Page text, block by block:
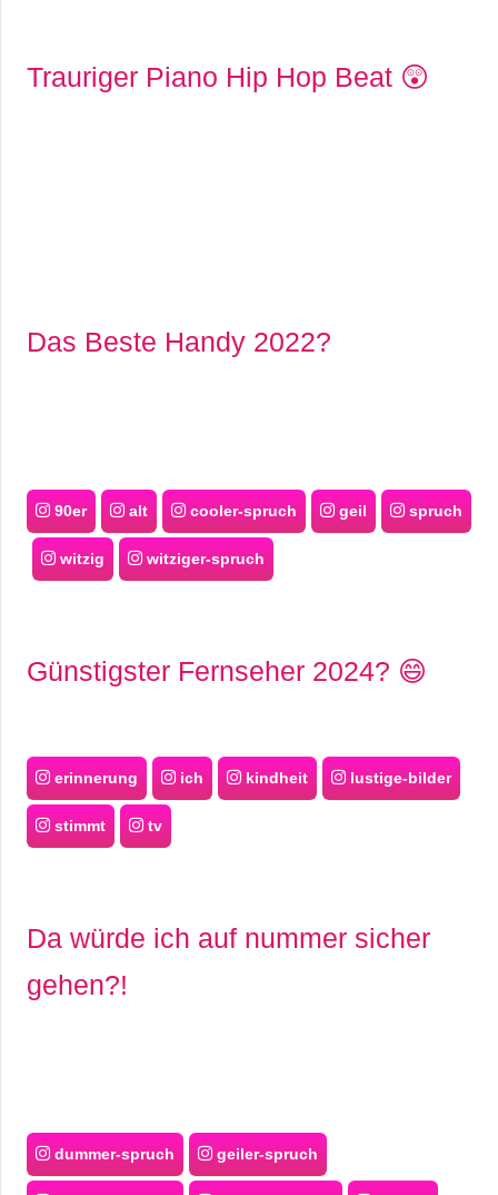
Trauriger Piano Hip Hop Beat 😲
Das Beste Handy 2022?
90er alt cooler-spruch geil spruch
witzig witziger-spruch
Günstigster Fernseher 2024? 😄
erinnerung ich kindheit lustige-bilder
stimmt tv
Da würde ich auf nummer sicher
gehen?!
dummer-spruch geiler-spruch